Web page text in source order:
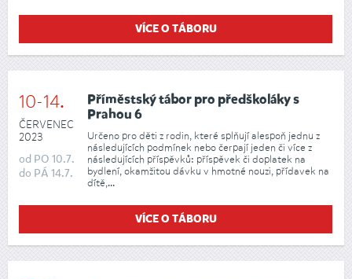
VÍCE O TÁBORU
10-14.
ČERVENEC
2023
od PO 10.7.
do PÁ 14.7.
Příměstský tábor pro předškoláky s
Prahou 6
Určeno pro děti z rodin, které splňují alespoň jednu z
následujících podmínek nebo čerpají jeden či více z
následujících příspěvků: příspěvek či doplatek na
bydlení, okamžitou dávku v hmotné nouzi, přídavek na
dítě,...
VÍCE O TÁBORU